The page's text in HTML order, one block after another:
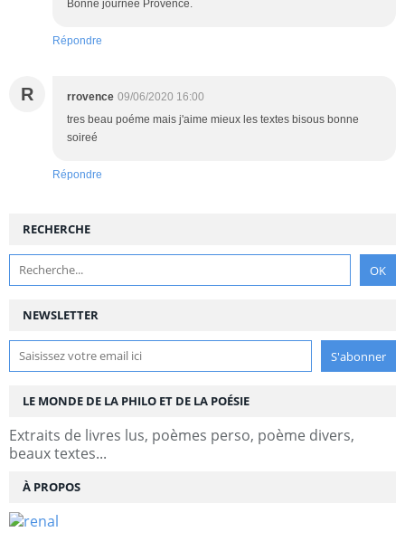
Bonne journée Provence.
Répondre
R rrovence 09/06/2020 16:00
tres beau poéme mais j'aime mieux les textes bisous bonne
soireé
Répondre
NEWSLETTER
RECHERCHE
LE MONDE DE LA PHILO ET DE LA POÉSIE
Extraits de livres lus, poèmes perso, poème divers,
beaux textes...
À PROPOS